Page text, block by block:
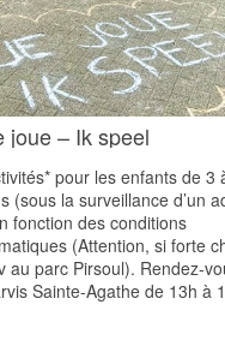
joue – Ik speel
pour les enfants de 3
(sous la surveillance d’un
fonction des conditions
(Attention, si forte
au parc Pirsoul). Rendez-
Sainte-Agathe de 13h à